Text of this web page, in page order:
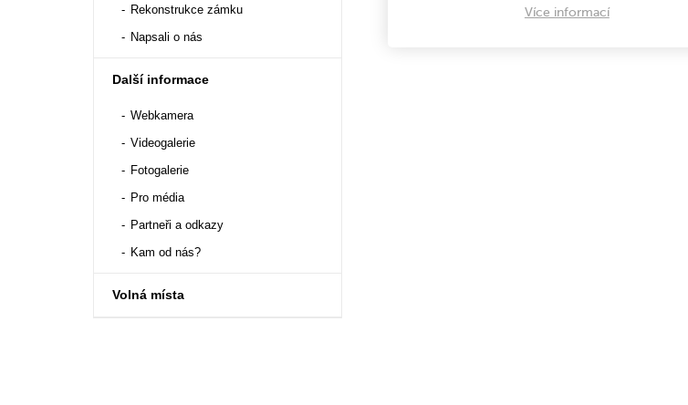
Více informací
Rekonstrukce zámku
Napsali o nás
Další informace
Webkamera
Videogalerie
Fotogalerie
Pro média
Partneři a odkazy
Kam od nás?
Volná místa